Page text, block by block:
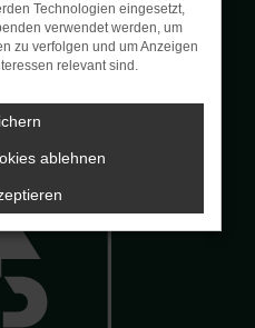
Technologien eingesetzt,
verwendet werden, um
zu verfolgen und um Anzeigen
relevant sind.
ablehnen